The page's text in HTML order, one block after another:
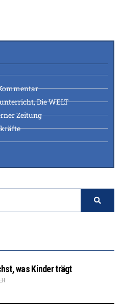
Die WELT
Zeitung
was Kinder trägt